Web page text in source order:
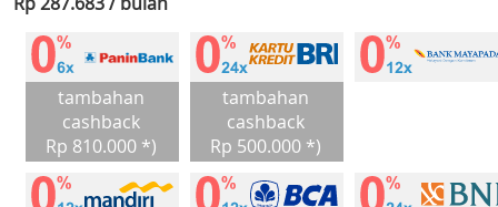
tambahan
cashback
Rp 810.000 *)
tambahan
cashback
Rp 500.000 *)